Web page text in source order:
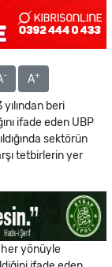
- A+
yılından beri
ifade eden UBP
sektörün
tetbirlerin yer
her yönüyle